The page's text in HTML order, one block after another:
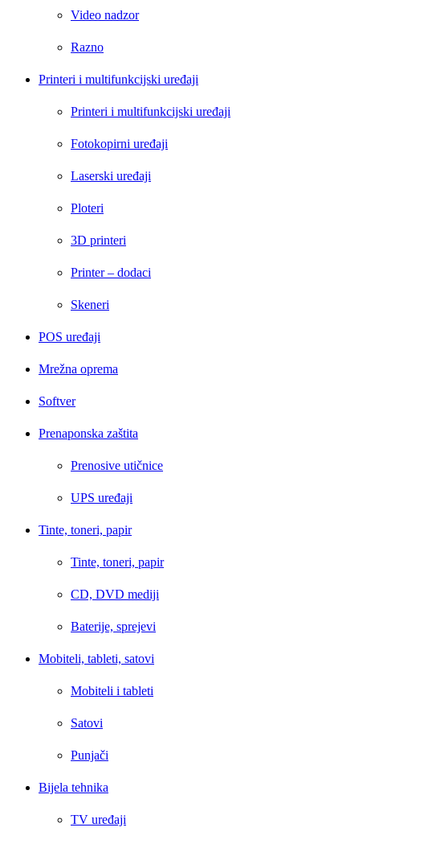
Video nadzor
Razno
Printeri i multifunkcijski uređaji
Printeri i multifunkcijski uređaji
Fotokopirni uređaji
Laserski uređaji
Ploteri
3D printeri
Printer – dodaci
Skeneri
POS uređaji
Mrežna oprema
Softver
Prenaponska zaštita
Prenosive utičnice
UPS uređaji
Tinte, toneri, papir
Tinte, toneri, papir
CD, DVD mediji
Baterije, sprejevi
Mobiteli, tableti, satovi
Mobiteli i tableti
Satovi
Punjači
Bijela tehnika
TV uređaji